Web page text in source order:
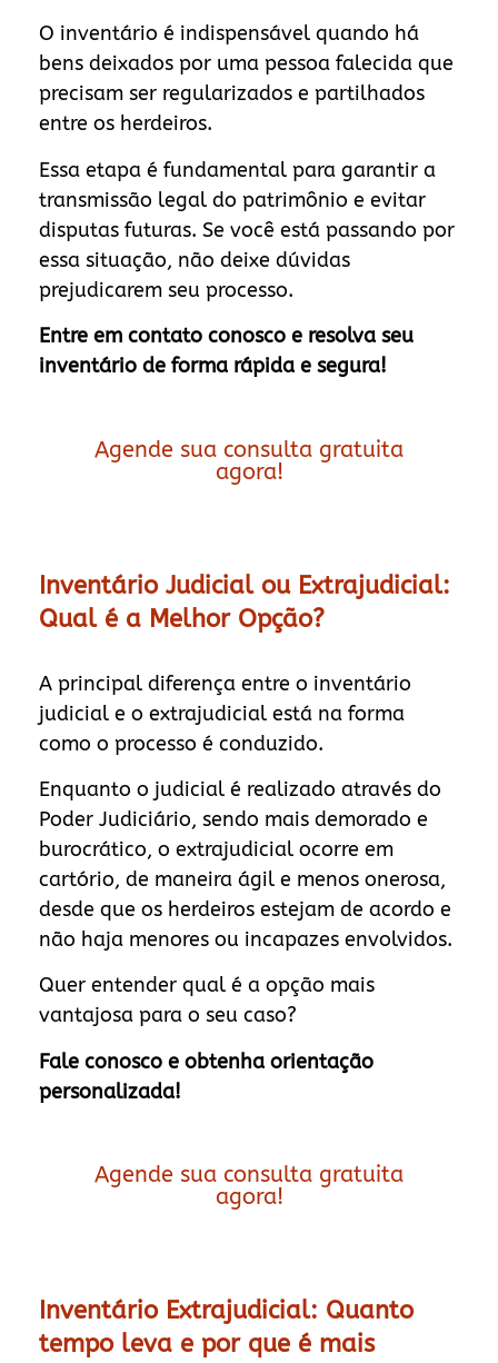
O inventário é indispensável quando há
bens deixados por uma pessoa falecida que
precisam ser regularizados e partilhados
entre os herdeiros.
Essa etapa é fundamental para garantir a
transmissão legal do patrimônio e evitar
disputas futuras. Se você está passando por
essa situação, não deixe dúvidas
prejudicarem seu processo.
Entre em contato conosco e resolva seu
inventário de forma rápida e segura!
Agende sua consulta gratuita
agora!
Inventário Judicial ou Extrajudicial:
Qual é a Melhor Opção?
A principal diferença entre o inventário
judicial e o extrajudicial está na forma
como o processo é conduzido.
Enquanto o judicial é realizado através do
Poder Judiciário, sendo mais demorado e
burocrático, o extrajudicial ocorre em
cartório, de maneira ágil e menos onerosa,
desde que os herdeiros estejam de acordo e
não haja menores ou incapazes envolvidos.
Quer entender qual é a opção mais
vantajosa para o seu caso?
Fale conosco e obtenha orientação
personalizada!
Agende sua consulta gratuita
agora!
Inventário Extrajudicial: Quanto
tempo leva e por que é mais